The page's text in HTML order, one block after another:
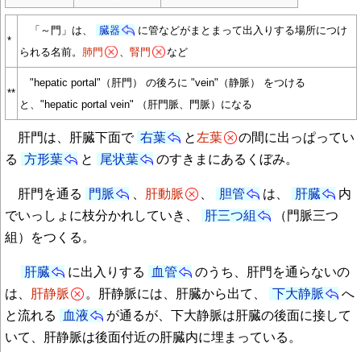
*
「～門」は、 臓器
に管などがまとまって出入りする場所につけ
られる名前。
肺門 腎門 など
**
"hepatic portal"（肝門） の後ろに "vein"（静脈） をつける
と、"hepatic portal vein" （肝門脈、門脈）になる
肝門は、肝臓下面で 右葉 と 左葉
の間に出っぱってい
る 方形葉 と 尾状葉 のすきまにあるくぼみ。
肝門を通る 門脈 肝動脈 胆管 は、 肝臓
内
でいっしょに枝分かれしていき、
肝三つ組
（門脈三つ
組）をつくる。
肝臓 に出入りする 血管
のうち、肝門を通らないの
は、
肝静脈 。肝静脈には、肝臓から出て、 下大静脈
へ
と流れる
血液
が通るが、下大静脈は肝臓の後面に接して
いて、肝静脈は後面付近の肝臓内に埋まっている。